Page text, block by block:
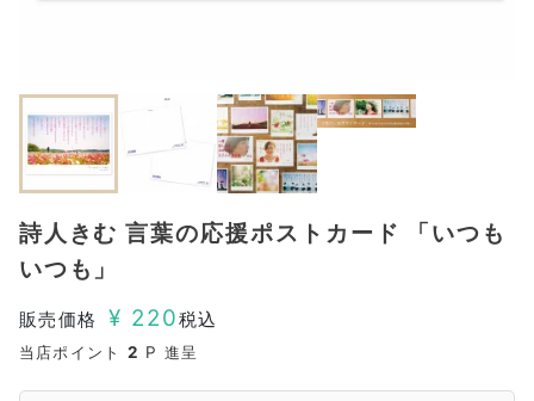
詩人きむ 言葉の応援ポストカード 「いつも
いつも」
販売価格 ¥ 220税込
当店ポイント 2 P 進呈